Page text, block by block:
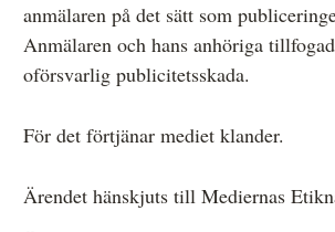
anmälaren på det sätt som
Anmälaren och hans anhöriga
oförsvarlig publicitetsskada.
För det förtjänar mediet klander.
Ärendet hänskjuts till Mediernas